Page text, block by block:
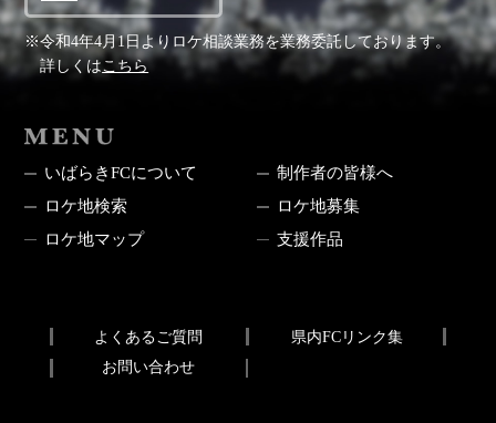
※令和4年4月1日よりロケ相談業務を業務委託しております。
詳しくはこちら
いばらきFCについて
制作者の皆様へ
ロケ地検索
ロケ地募集
ロケ地マップ
支援作品
よくあるご質問
県内FCリンク集
お問い合わせ